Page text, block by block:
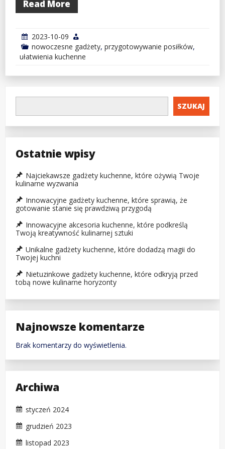
Read More
2023-10-09
nowoczesne gadżety, przygotowywanie posiłków,
ułatwienia kuchenne
SZUKAJ
Ostatnie wpisy
Najciekawsze gadżety kuchenne, które ożywią Twoje
kulinarne wyzwania
Innowacyjne gadżety kuchenne, które sprawią, że
gotowanie stanie się prawdziwą przygodą
Innowacyjne akcesoria kuchenne, które podkreślą
Twoją kreatywność kulinarnej sztuki
Unikalne gadżety kuchenne, które dodadzą magii do
Twojej kuchni
Nietuzinkowe gadżety kuchenne, które odkryją przed
tobą nowe kulinarne horyzonty
Najnowsze komentarze
Brak komentarzy do wyświetlenia.
Archiwa
styczeń 2024
grudzień 2023
listopad 2023